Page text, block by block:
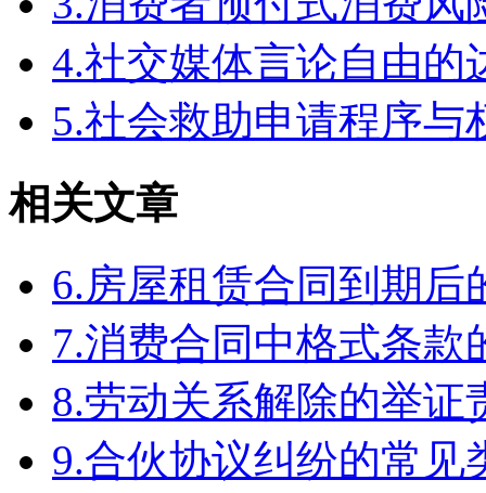
4.社交媒体言论自由
5.社会救助申请程序与
相关文章
6.房屋租赁合同到期后
7.消费合同中格式条款
8.劳动关系解除的举证
9.合伙协议纠纷的常见